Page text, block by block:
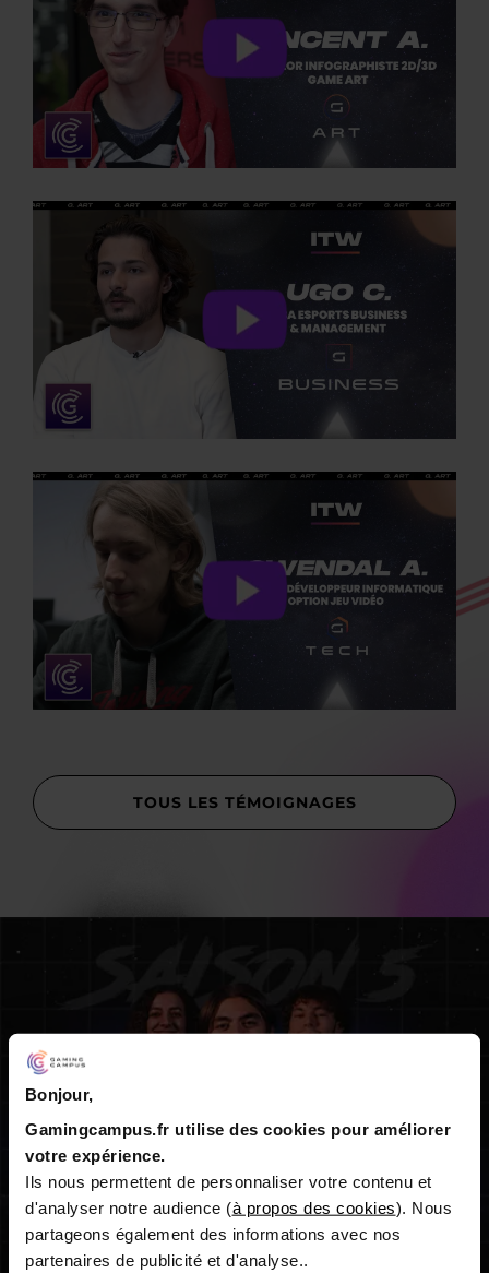
Bonjour,
Gamingcampus.fr utilise des cookies pour améliorer
votre expérience.
Ils nous permettent de personnaliser votre contenu et
d'analyser notre audience (à propos des cookies). Nous
partageons également des informations avec nos
partenaires de publicité et d'analyse..
TOUS LES TÉMOIGNAGES